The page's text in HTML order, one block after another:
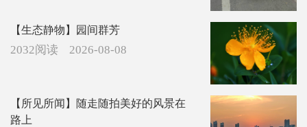
【生态静物】园间群芳
2032阅读 2026-08-08
【所见所闻】随走随拍美好的风景在
路上